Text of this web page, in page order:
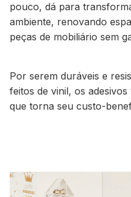
pouco, dá para
ambiente, renovando
peças de mobiliário sem
Por serem duráveis e
feitos de vinil, os
que torna seu custo-